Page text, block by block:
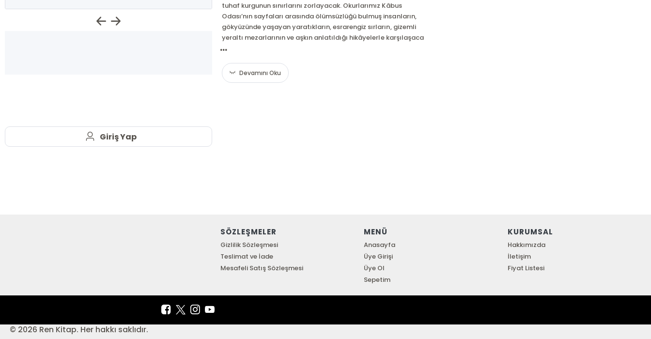
tuhaf kurgunun sınırlarını zorlayacak. Okurlarımız Kâbus
Odası’nın sayfaları arasında ölümsüzlüğü bulmuş insanların,
gökyüzünde yaşayan yaratıkların, esrarengiz sırların, gizemli
yeraltı mezarlarının ve aşkın anlatıldığı hikâyelerle karşılaşaca
...
Devamını Oku
Giriş Yap
SÖZLEŞMELER
Gizlilik Sözleşmesi
Teslimat ve İade
Mesafeli Satış Sözleşmesi
MENÜ
Anasayfa
Üye Girişi
Üye Ol
Sepetim
KURUMSAL
Hakkımızda
İletişim
Fiyat Listesi
© 2026 Ren Kitap. Her hakkı saklıdır.